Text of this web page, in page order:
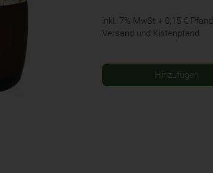
inkl. 7% MwSt + 0,15 € Pfand
Versand und Kistenpfand
Hinzufügen